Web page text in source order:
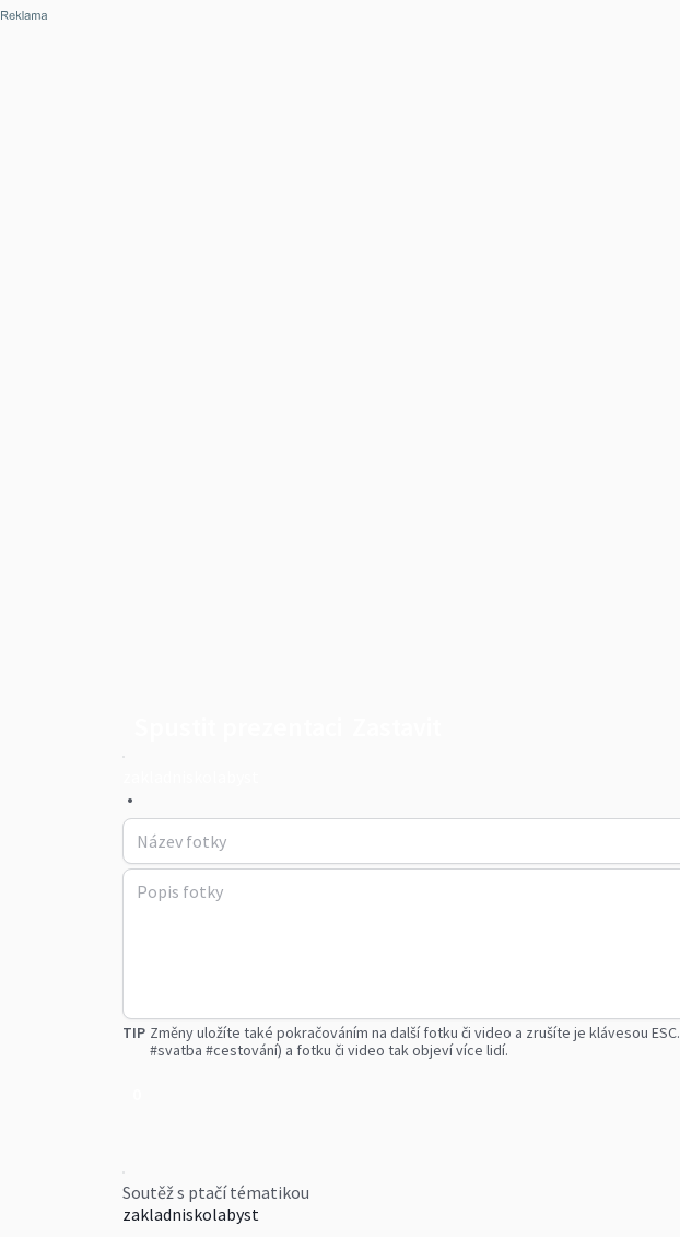
•
TIP Změny uložíte také pokračováním na další fotku či video a zrušíte je klávesou ESC.
#svatba #cestování) a fotku či video tak objeví více lidí.
Soutěž s ptačí tématikou
zakladniskolabyst